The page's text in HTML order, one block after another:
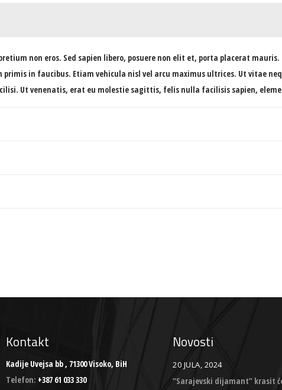
non eros. Sed sapien libero, posuere non elit et, porta placerat
in faucibus. Etiam vehicula nisl vel arcu maximus ultrices. Ut vitae
Ut venenatis, erat eu molestie sagittis, felis nulla facilisis sapien,
Kontakt
Kadije Uvejsa bb , 71300 Visoko, BiH
Telefon: +387 61 033 330
Novosti
20 JULA, 2024
“Sarajevski dijamant” krasit